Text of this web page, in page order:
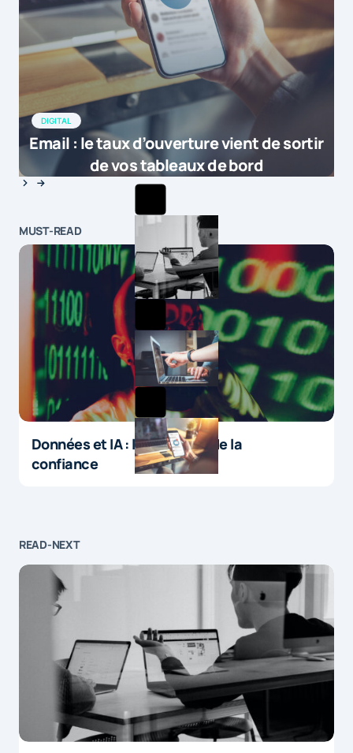
DIGITAL
Email : le taux d’ouverture vient de sortir
de vos tableaux de bord
MUST-READ
Données et IA : le paradoxe de la
confiance
READ-NEXT